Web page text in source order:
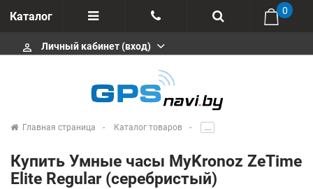
Каталог
Отзывы
+375 291646666
msa333
info@gpsnavi.by
0
perm_identity Личный кабинет (вход)
Главная страница Каталог товаров .....
Купить Умные часы MyKronoz ZeTime
Elite Regular (серебристый)